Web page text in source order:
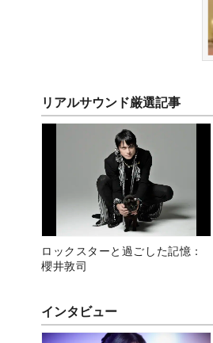
リアルサウンド厳選記事
ロックスターと過ごした記憶：
櫻井敦司
インタビュー